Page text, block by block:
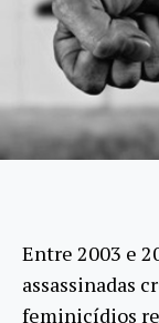
Entre 2003 e
assassinadas
feminicídios